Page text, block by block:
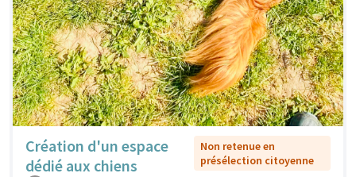
Création d'un espace
dédié aux chiens
Non retenue en
présélection citoyenne